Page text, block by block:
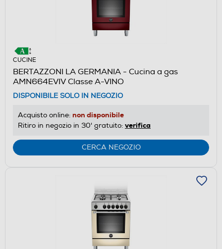
CUCINE
BERTAZZONI LA GERMANIA - Cucina a gas
AMN664EVIV Classe A-VINO
DISPONIBILE SOLO IN NEGOZIO
Acquisto online: non disponibile
Ritiro in negozio in 30' gratuito: verifica
CERCA NEGOZIO